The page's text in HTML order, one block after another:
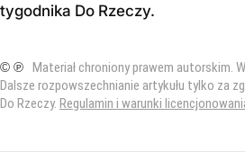
tygodnika Do Rzeczy.
© ℗ Materiał chroniony prawem autorskim.
Dalsze rozpowszechnianie artykułu tylko za
Do Rzeczy. Regulamin i warunki